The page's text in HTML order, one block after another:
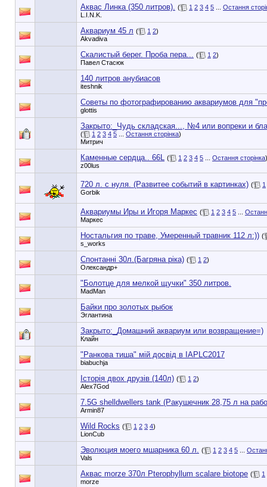
Аквас Линка (350 литров). ( 1 2 3 4 5
Остання
L.I.N.K.
Аквариум 45 л ( 1 2)
Akvadiva
Скалистый берег. Проба пера... ( 1 2)
Павел Стасюк
140 литров анубиасов
iteshnik
Советы по фотографированию аквариумов для
glottis
Закрыто:_ Чудь складская..., №4 или вопреки и
( 1 2 3 4 5 Остання сторінка)
Митрич
Каменные сердца.. 66L ( 1 2 3 4 5 Остання сторінка)
z00lus
720 л. с нуля. (Развитее событий в картинках) (
1
Gorbik
Аквариумы Иры и Игоря Маркес ( 1 2 3 4 5
Маркес
Ностальгия по траве, Умеренный травник 112 л:)) (
s_works
Спонтанні 30л.(Багряна ріка) ( 1 2)
Олександр+
"Болотце для мелкой щучки" 350 литров.
MadMan
Байки про золотых рыбок
Эглантина
Закрыто:_ Домашний аквариум или возвращение=)
Клайн
"Ранкова тиша" мій досвід в IAPLC2017
biabuchja
Історія двох друзів (140л) ( 1 2)
Alex7God
7.5G shelldwellers tank (Ракушечник 28,75 л на
Armin87
Wild Rocks ( 1 2 3 4)
LionCub
Эволюция моего мшарника 60 л. ( 1 2 3 4 5
Vals
Аквас morze 370л Pterophyllum scalare biotope (
1
morze